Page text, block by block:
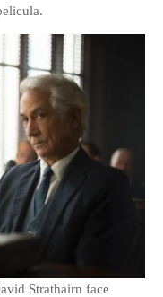
Strathairn face